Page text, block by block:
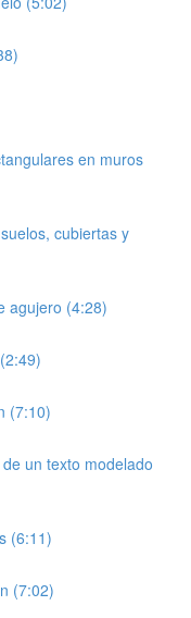
en muros
cubiertas y
agujero (4:28)
(7:10)
un texto modelado
(6:11)
(7:02)